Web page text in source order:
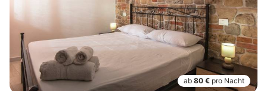
ab 80 € pro Nacht